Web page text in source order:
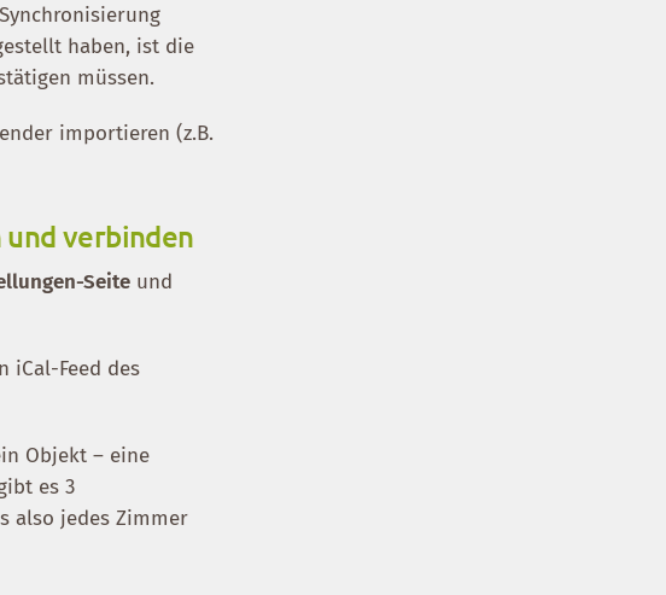
haben, ist die
müssen.
importieren (z.B.
verbinden
Seite und
iCal-Feed des
Objekt – eine
es 3
also jedes Zimmer